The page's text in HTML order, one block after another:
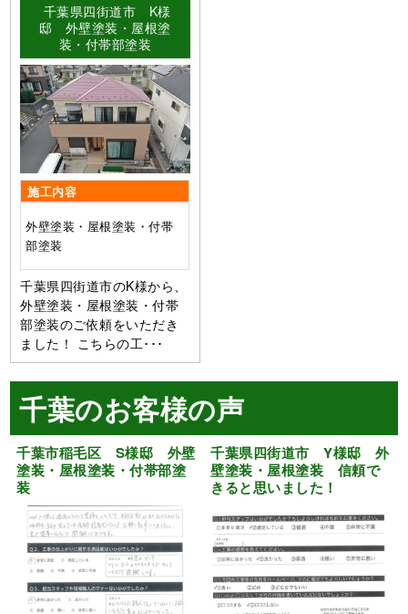
千葉県四街道市 K様
邸 外壁塗装・屋根塗
装・付帯部塗装
施工内容
外壁塗装・屋根塗装・付帯
部塗装
千葉県四街道市のK様から、
外壁塗装・屋根塗装・付帯
部塗装のご依頼をいただき
ました！ こちらの工･･･
千葉のお客様の声
千葉市稲毛区 S様邸 外壁
塗装・屋根塗装・付帯部塗
装
千葉県四街道市 Y様邸 外
壁塗装・屋根塗装 信頼で
きると思いました！